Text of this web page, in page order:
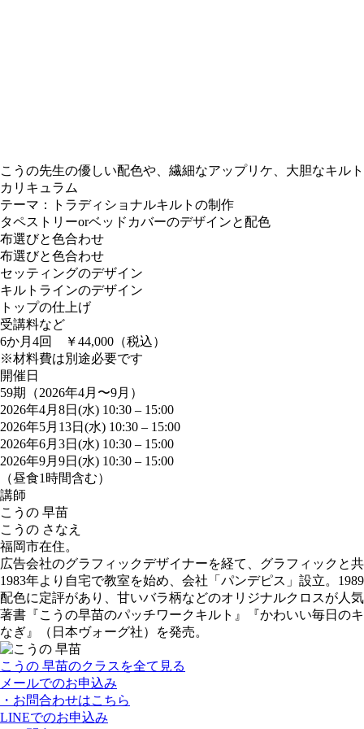
こうの先生の優しい配色や、繊細なアップリケ、大胆なキル
カリキュラム
テーマ：トラディショナルキルトの制作
タペストリーorベッドカバーのデザインと配色
布選びと色合わせ
布選びと色合わせ
セッティングのデザイン
キルトラインのデザイン
トップの仕上げ
受講料など
6か月4回 ￥44,000（税込）
※材料費は別途必要です
開催日
59期（2026年4月〜9月）
2026年4月8日(水) 10:30 – 15:00
2026年5月13日(水) 10:30 – 15:00
2026年6月3日(水) 10:30 – 15:00
2026年9月9日(水) 10:30 – 15:00
（昼食1時間含む）
講師
こうの 早苗
こうの さなえ
福岡市在住。
広告会社のグラフィックデザイナーを経て、グラフィックと
1983年より自宅で教室を始め、会社「パンデピス」設立。
配色に定評があり、甘いバラ柄などのオリジナルクロスが人気
著書『こうの早苗のパッチワークキルト』『かわいい毎日の
なぎ』（日本ヴォーグ社）を発売。
こうの 早苗のクラスを全て見る
メールでのお申込み
・お問合わせはこちら
LINEでのお申込み